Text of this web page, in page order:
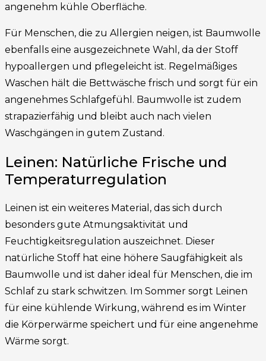
angenehm kühle Oberfläche.
Für Menschen, die zu Allergien neigen, ist Baumwolle
ebenfalls eine ausgezeichnete Wahl, da der Stoff
hypoallergen und pflegeleicht ist. Regelmäßiges
Waschen hält die Bettwäsche frisch und sorgt für ein
angenehmes Schlafgefühl. Baumwolle ist zudem
strapazierfähig und bleibt auch nach vielen
Waschgängen in gutem Zustand.
Leinen: Natürliche Frische und
Temperaturregulation
Leinen ist ein weiteres Material, das sich durch
besonders gute Atmungsaktivität und
Feuchtigkeitsregulation auszeichnet. Dieser
natürliche Stoff hat eine höhere Saugfähigkeit als
Baumwolle und ist daher ideal für Menschen, die im
Schlaf zu stark schwitzen. Im Sommer sorgt Leinen
für eine kühlende Wirkung, während es im Winter
die Körperwärme speichert und für eine angenehme
Wärme sorgt.